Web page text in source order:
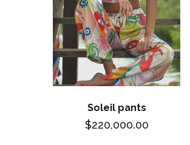
Soleil pants
$220,000.00